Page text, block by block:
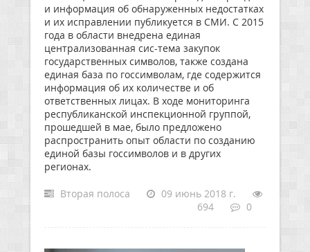
и информация об обнаруженных недостатках
и их исправлении публикуется в СМИ. С 2015
года в области внедрена единая
централизованная сис-тема закупок
государственных символов, также создана
единая база по госсимволам, где содержится
информация об их количестве и об
ответственных лицах. В ходе мониторинга
республиканской инспекционной группой,
прошедшей в мае, было предложено
распространить опыт области по созданию
единой базы госсимволов и в других
регионах.
Вторая полоса
09 июнь 2018 г.
694
0